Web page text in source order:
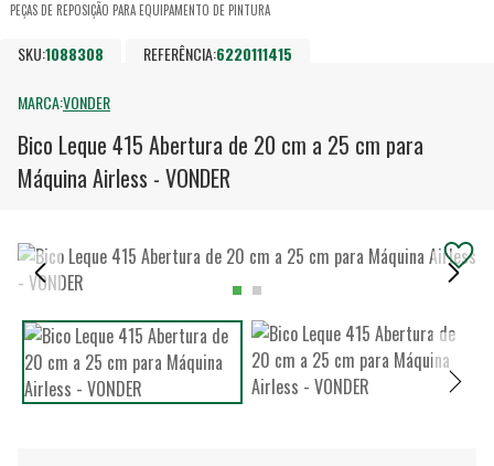
PEÇAS DE REPOSIÇÃO PARA EQUIPAMENTO DE PINTURA
SKU:1088308 REFERÊNCIA:6220111415
MARCA:VONDER
Bico Leque 415 Abertura de 20 cm a 25 cm para
Máquina Airless - VONDER